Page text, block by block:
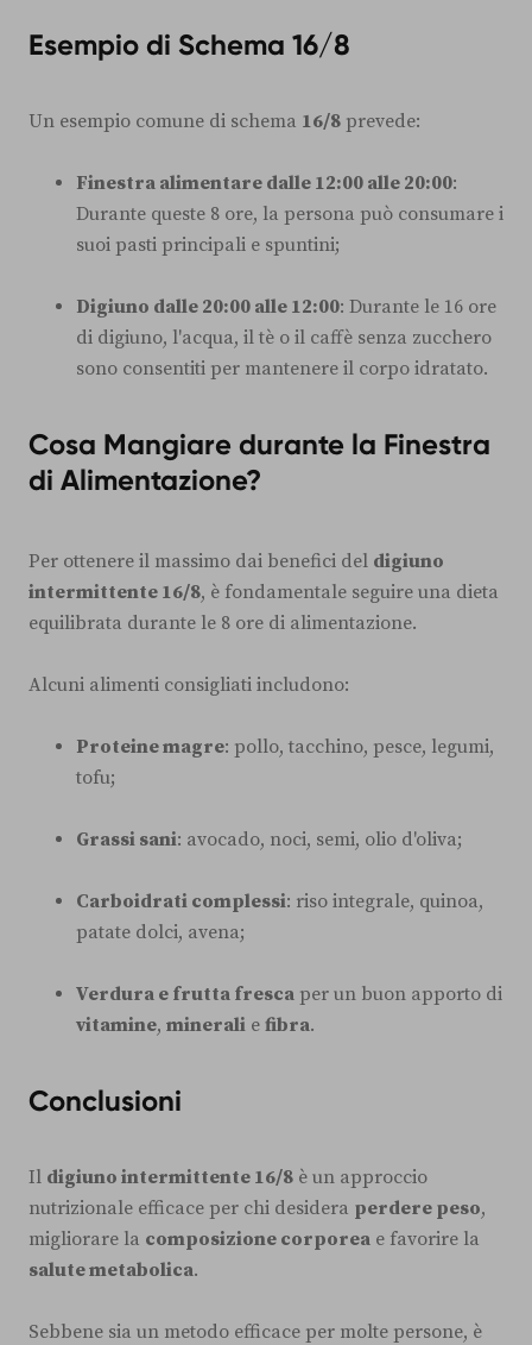
Esempio di Schema 16/8
Un esempio comune di schema 16/8 prevede:
Finestra alimentare dalle 12:00 alle 20:00:
Durante queste 8 ore, la persona può consumare i
suoi pasti principali e spuntini;
Digiuno dalle 20:00 alle 12:00: Durante le 16 ore
di digiuno, l'acqua, il tè o il caffè senza zucchero
sono consentiti per mantenere il corpo idratato.
Cosa Mangiare durante la Finestra
di Alimentazione?
Per ottenere il massimo dai benefici del digiuno
intermittente 16/8, è fondamentale seguire una dieta
equilibrata durante le 8 ore di alimentazione.
Alcuni alimenti consigliati includono:
Proteine magre: pollo, tacchino, pesce, legumi,
tofu;
Grassi sani: avocado, noci, semi, olio d'oliva;
Carboidrati complessi: riso integrale, quinoa,
patate dolci, avena;
Verdura e frutta fresca per un buon apporto di
vitamine, minerali e fibra.
Conclusioni
Il digiuno intermittente 16/8 è un approccio
nutrizionale efficace per chi desidera perdere peso,
migliorare la composizione corporea e favorire la
salute metabolica.
Sebbene sia un metodo efficace per molte persone, è